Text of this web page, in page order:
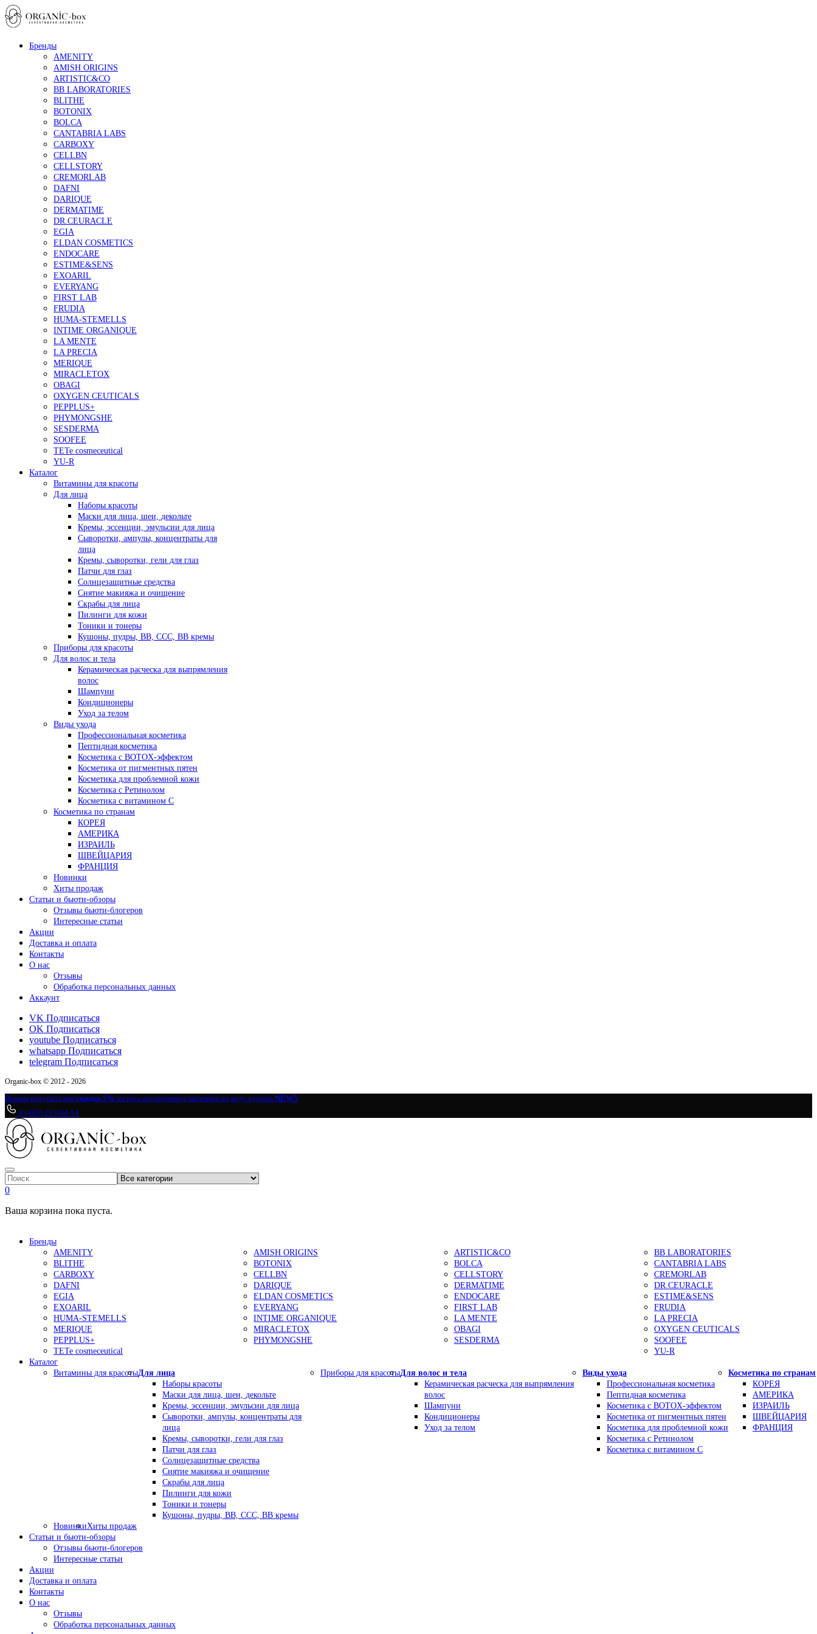
Бренды
AMENITY
AMISH ORIGINS
ARTISTIC&CO
BB LABORATORIES
BLITHE
BOTONIX
BOLCA
CANTABRIA LABS
CARBOXY
CELLBN
CELLSTORY
CREMORLAB
DAFNI
DARIQUE
DERMATIME
DR.CEURACLE
EGIA
ELDAN COSMETICS
ENDOCARE
ESTIME&SENS
EXOARIL
EVERYANG
FIRST LAB
FRUDIA
HUMA-STEMELLS
INTIME ORGANIQUE
LA MENTE
LA PRECIA
MERIQUE
MIRACLETOX
OBAGI
OXYGEN CEUTICALS
PEPPLUS+
PHYMONGSHE
SESDERMA
SOOFEE
TETe cosmeceutical
YU-R
Каталог
Витамины для красоты
Для лица
Наборы красоты
Маски для лица, шеи, декольте
Кремы, эссенции, эмульсии для лица
Сыворотки, ампулы, концентраты для
лица
Кремы, сыворотки, гели для глаз
Патчи для глаз
Солнцезащитные средства
Снятие макияжа и очищение
Скрабы для лица
Пилинги для кожи
Тоники и тонеры
Кушоны, пудры, ВВ, ССС, ВВ кремы
Приборы для красоты
Для волос и тела
Керамическая расческа для выпрямления
волос
Шампуни
Кондиционеры
Уход за телом
Виды ухода
Профессиональная косметика
Пептидная косметика
Косметика с BOTOX-эффектом
Косметика от пигментных пятен
Косметика для проблемной кожи
Косметика с Ретинолом
Косметика с витамином С
Косметика по странам
КОРЕЯ
АМЕРИКА
ИЗРАИЛЬ
ШВЕЙЦАРИЯ
ФРАНЦИЯ
Новинки
Хиты продаж
Статьи и бьюти-обзоры
Отзывы бьюти-блогеров
Интересные статьи
Акции
Доставка и оплата
Контакты
О нас
Отзывы
Обработка персональных данных
Аккаунт
VK Подписаться
OK Подписаться
youtube Подписаться
whatsapp Подписаться
telegram Подписаться
Organic-box © 2012 - 2026
Новым покупателям скидка 5% на весь ассортимент магазина по коду купона NEW5
8 (495) 233-64-54
0
Ваша корзина пока пуста.
Бренды
AMENITY
AMISH ORIGINS ARTISTIC&CO
BB LABORATORIES
BLITHE
BOTONIX BOLCA
CANTABRIA LABS
CARBOXY
CELLBN CELLSTORY
CREMORLAB
DAFNI
DARIQUE DERMATIME
DR.CEURACLE
EGIA
ELDAN COSMETICS ENDOCARE
ESTIME&SENS
EXOARIL
EVERYANG FIRST LAB
FRUDIA
HUMA-STEMELLS
INTIME ORGANIQUE LA MENTE
LA PRECIA
MERIQUE
MIRACLETOX OBAGI
OXYGEN CEUTICALS
PEPPLUS+
PHYMONGSHE SESDERMA
SOOFEE
TETe cosmeceutical
YU-R
Каталог
Витамины для красотыДля лица
Наборы красоты
Маски для лица, шеи, декольте
Кремы, эссенции, эмульсии для лица
Сыворотки, ампулы, концентраты для
лица
Кремы, сыворотки, гели для глаз
Патчи для глаз
Солнцезащитные средства
Снятие макияжа и очищение
Скрабы для лица
Пилинги для кожи
Тоники и тонеры
Кушоны, пудры, ВВ, ССС, ВВ кремы
Приборы для красотыДля волос и тела
Керамическая расческа для выпрямления
волос
Шампуни
Кондиционеры
Уход за телом
Виды ухода
Профессиональная косметика
Пептидная косметика
Косметика с BOTOX-эффектом
Косметика от пигментных пятен
Косметика для проблемной кожи
Косметика с Ретинолом
Косметика с витамином С
Косметика по странам
КОРЕЯ
АМЕРИКА
ИЗРАИЛЬ
ШВЕЙЦАРИЯ
ФРАНЦИЯ
НовинкиХиты продаж
Статьи и бьюти-обзоры
Отзывы бьюти-блогеров
Интересные статьи
Акции
Доставка и оплата
Контакты
О нас
Отзывы
Обработка персональных данных